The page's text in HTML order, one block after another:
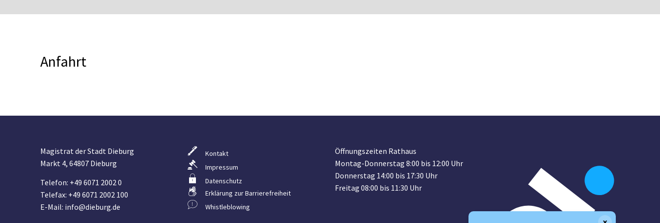
Anfahrt
Magistrat der Stadt Dieburg
Markt 4, 64807 Dieburg
Telefon: +49 6071 2002 0
Telefax: +49 6071 2002 100
E-Mail: info@dieburg.de
Kontakt
Impressum
Datenschutz
Erklärung zur Barrierefreiheit
Whistleblowing
Öffnungszeiten Rathaus
Montag-Donnerstag 8:00 bis 12:00 Uhr
Donnerstag 14:00 bis 17:30 Uhr
Freitag 08:00 bis 11:30 Uhr